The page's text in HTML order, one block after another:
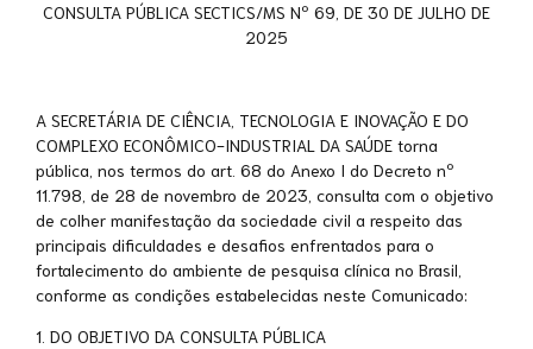
CONSULTA PÚBLICA SECTICS/MS Nº 69, DE 30 DE JULHO DE
2025
A SECRETÁRIA DE CIÊNCIA, TECNOLOGIA E INOVAÇÃO E DO
COMPLEXO ECONÔMICO-INDUSTRIAL DA SAÚDE torna
pública, nos termos do art. 68 do Anexo I do Decreto nº
11.798, de 28 de novembro de 2023, consulta com o objetivo
de colher manifestação da sociedade civil a respeito das
principais dificuldades e desafios enfrentados para o
fortalecimento do ambiente de pesquisa clínica no Brasil,
conforme as condições estabelecidas neste Comunicado:
1. DO OBJETIVO DA CONSULTA PÚBLICA